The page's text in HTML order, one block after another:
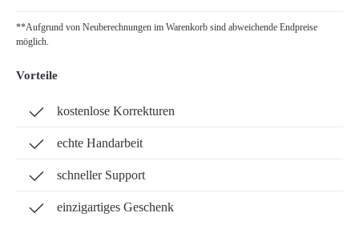
**Aufgrund von Neuberechnungen im Warenkorb sind abweichende Endpreise
möglich.
Vorteile
kostenlose Korrekturen
echte Handarbeit
schneller Support
einzigartiges Geschenk